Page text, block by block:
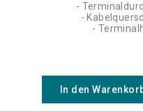
-
-
-
In den